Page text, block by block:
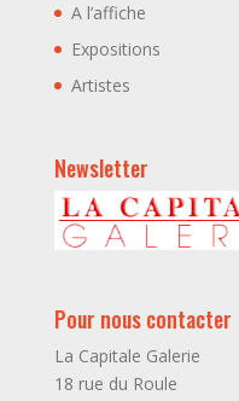
A l’affiche
Expositions
Artistes
Newsletter
Pour nous contacter
La Capitale Galerie
18 rue du Roule